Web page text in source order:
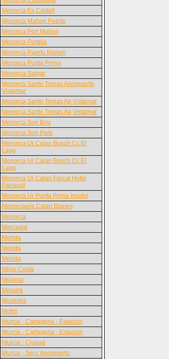
Menorca Es Castell
Menorca Mahon Puerto
Menorca Port Mahon
Menorca Portela
Menorca Puerto Mahon
Menorca Punta Prima
Menorca Salgar
Menorca Santo Tomas Aeropuerto
Vistamar
Menorca Santo Tomas Ap Vistamar
Menorca Santo Tomas Ap Vistamar
Menorca Son Bou
Menorca Son Park
Menorca Ur Calan Bosch Cc El
Lago
Menorca Ur Calan Bosch Cc El
Lago
Menorca Ur Calan Forcat Hotel
Farragut
Menorca Ur Punta Prima Insotel
Menorcaela Calan Blanes
Menorca
Mercadal
Merida
Merida
Merida
Mijas Costa
Mojacar
Moraira
Mostoles
Motril
Murcia - Cartagena - Estación
Murcia - Cartagena - Estación
Murcia - Ciudad
Murcia - Serv. Aeropuerto